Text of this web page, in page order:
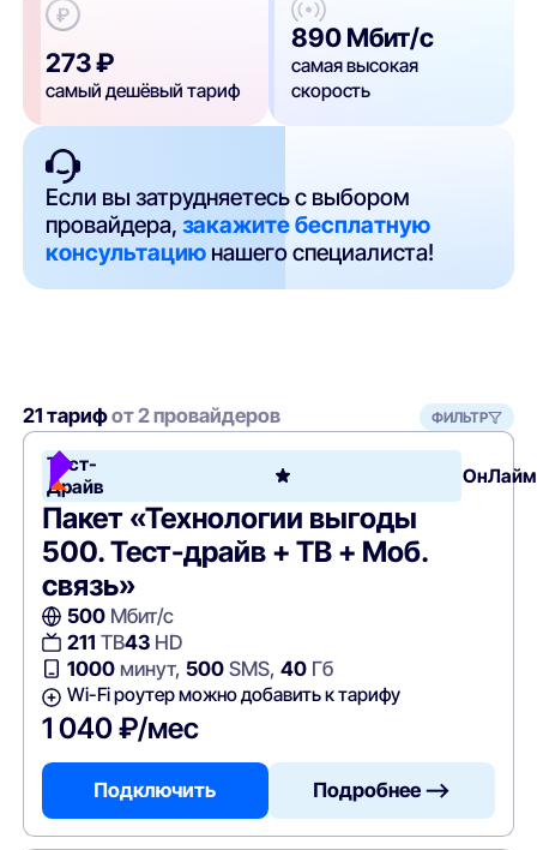
273 ₽
самый дешёвый тариф
890 Мбит/с
самая высокая
скорость
Если вы затрудняетесь с выбором
провайдера,закажите бесплатную
консультацию нашего специалиста!
21 тарифот 2 провайдеров ФИЛЬТР
Тест-
Драйв
ОнЛайм
Пакет «Технологии выгоды
500. Тест-драйв + ТВ + Моб.
связь»
500Мбит/с
211 ТВ43HD
1000минут, 500SMS, 40Гб
Wi-Fi роутер можно добавить к тарифу
1 040 ₽/мес
Подключить Подробнее —>